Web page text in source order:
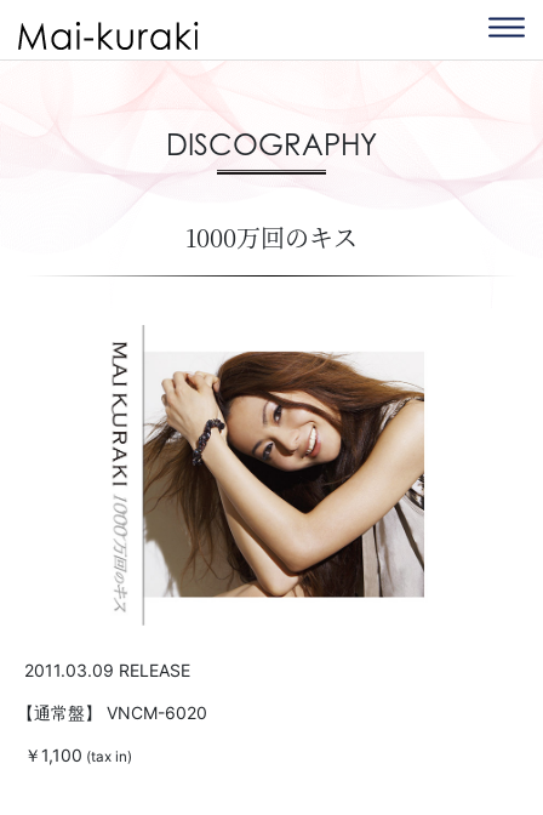
DISCOGRAPHY
1000万回のキス
2011.03.09 RELEASE
【通常盤】 VNCM-6020
￥1,100 (tax in)